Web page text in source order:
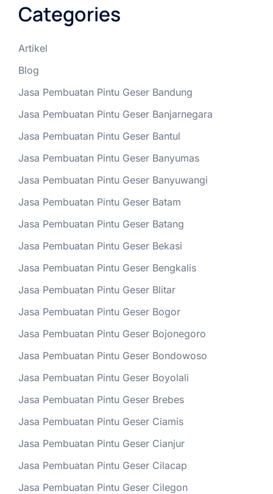
Categories
Artikel
Blog
Jasa Pembuatan Pintu Geser Bandung
Jasa Pembuatan Pintu Geser Banjarnegara
Jasa Pembuatan Pintu Geser Bantul
Jasa Pembuatan Pintu Geser Banyumas
Jasa Pembuatan Pintu Geser Banyuwangi
Jasa Pembuatan Pintu Geser Batam
Jasa Pembuatan Pintu Geser Batang
Jasa Pembuatan Pintu Geser Bekasi
Jasa Pembuatan Pintu Geser Bengkalis
Jasa Pembuatan Pintu Geser Blitar
Jasa Pembuatan Pintu Geser Bogor
Jasa Pembuatan Pintu Geser Bojonegoro
Jasa Pembuatan Pintu Geser Bondowoso
Jasa Pembuatan Pintu Geser Boyolali
Jasa Pembuatan Pintu Geser Brebes
Jasa Pembuatan Pintu Geser Ciamis
Jasa Pembuatan Pintu Geser Cianjur
Jasa Pembuatan Pintu Geser Cilacap
Jasa Pembuatan Pintu Geser Cilegon